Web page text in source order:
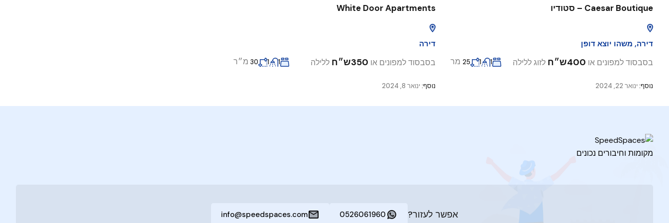
Caesar Boutique – סטודיו
דירה, משהו יוצא דופן
בסבסוד למפונים או 400ש״ח לזוג ללילה 1
1
25 מר
נוסף:ינואר 22, 2024
White Door Apartments
דירה
בסבסוד למפונים או 350ש״ח ללילה 1
1
30 מ״ר
נוסף:ינואר 8, 2024
מקומות וחיבורים נכונים
אפשר לעזור? 0526061960
info@speedspaces.com